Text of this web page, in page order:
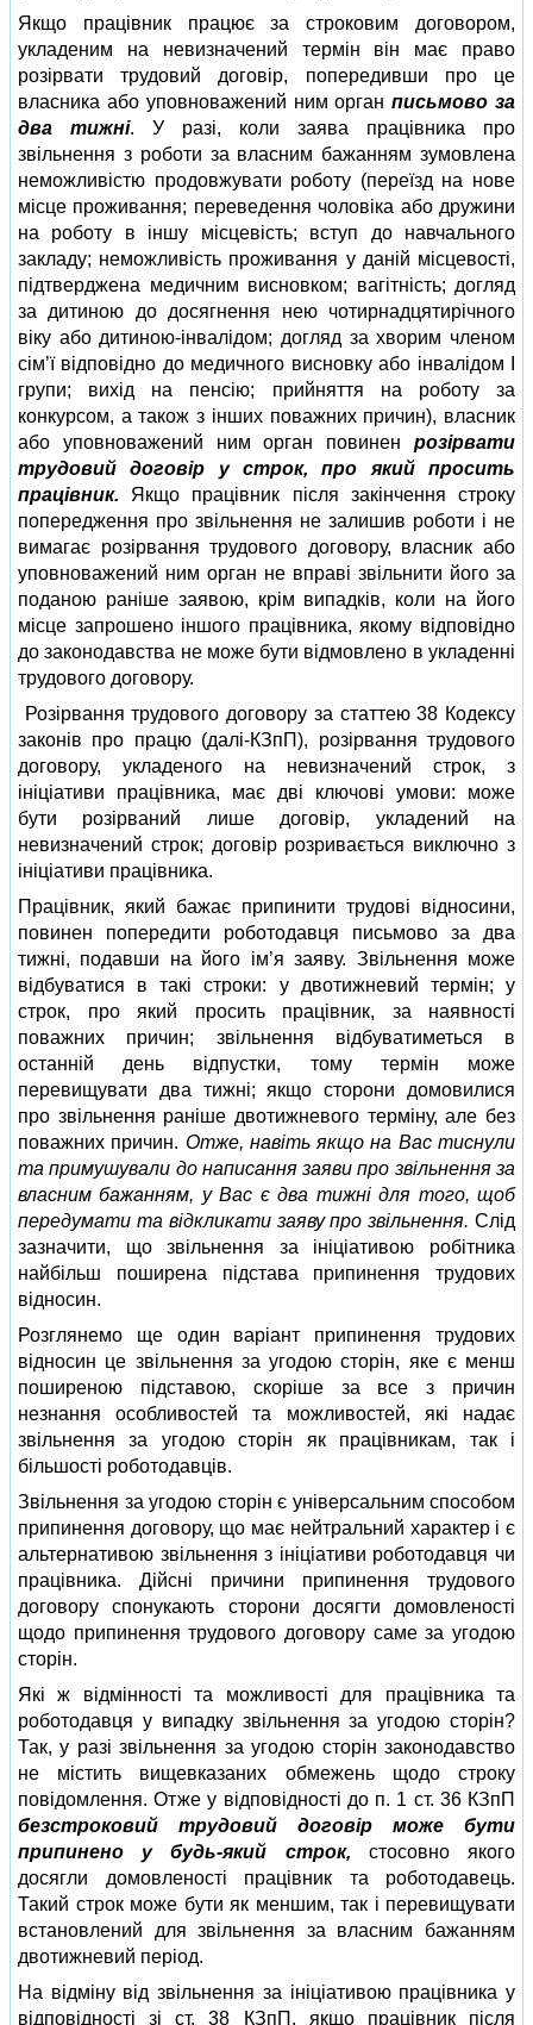
Якщо працівник працює за строковим договором,
укладеним на невизначений термін він має право
розірвати трудовий договір, попередивши про це
власника або уповноважений ним органписьмово за
два тижні. У разі, коли заява працівника про
звільнення з роботи за власним бажанням зумовлена
неможливістю продовжувати роботу (переїзд на нове
місце проживання; переведення чоловіка або дружини
на роботу в іншу місцевість; вступ до навчального
закладу; неможливість проживання у даній місцевості,
підтверджена медичним висновком; вагітність; догляд
за дитиною до досягнення нею чотирнадцятирічного
віку або дитиною-інвалідом; догляд за хворим членом
сім’ї відповідно до медичного висновку або інвалідом I
групи; вихід на пенсію; прийняття на роботу за
конкурсом, а також з інших поважних причин), власник
або уповноважений ним орган повинен розірвати
трудовий договір у строк, про який просить
працівник. Якщо працівник після закінчення строку
попередження про звільнення не залишив роботи і не
вимагає розірвання трудового договору, власник або
уповноважений ним орган не вправі звільнити його за
поданою раніше заявою, крім випадків, коли на його
місце запрошено іншого працівника, якому відповідно
до законодавства не може бути відмовлено в укладенні
трудового договору.
Розірвання трудового договору за статтею 38 Кодексу
законів про працю (далі-КЗпП), розірвання трудового
договору, укладеного на невизначений строк, з
ініціативи працівника, має дві ключові умови: може
бути розірваний лише договір, укладений на
невизначений строк; договір розривається виключно з
ініціативи працівника.
Працівник, який бажає припинити трудові відносини,
повинен попередити роботодавця письмово за два
тижні, подавши на його ім’я заяву. Звільнення може
відбуватися в такі строки: у двотижневий термін; у
строк, про який просить працівник, за наявності
поважних причин; звільнення відбуватиметься в
останній день відпустки, тому термін може
перевищувати два тижні; якщо сторони домовилися
про звільнення раніше двотижневого терміну, але без
поважних причин. Отже, навіть якщо на Вас тиснули
та примушували до написання заяви про звільнення за
власним бажанням, у Вас є два тижні для того, щоб
передумати та відкликати заяву про звільнення. Слід
зазначити, що звільнення за ініціативою робітника
найбільш поширена підстава припинення трудових
відносин.
Розглянемо ще один варіант припинення трудових
відносин це звільнення за угодою сторін, яке є менш
поширеною підставою, скоріше за все з причин
незнання особливостей та можливостей, які надає
звільнення за угодою сторін як працівникам, так і
більшості роботодавців.
Звільнення за угодою сторін є універсальним способом
припинення договору, що має нейтральний характер і є
альтернативою звільнення з ініціативи роботодавця чи
працівника. Дійсні причини припинення трудового
договору спонукають сторони досягти домовленості
щодо припинення трудового договору саме за угодою
сторін.
Які ж відмінності та можливості для працівника та
роботодавця у випадку звільнення за угодою сторін?
Так, у разі звільнення за угодою сторін законодавство
не містить вищевказаних обмежень щодо строку
повідомлення. Отже у відповідності до п. 1 ст. 36 КЗпП
безстроковий трудовий договір може бути
припинено у будь-який строк, стосовно якого
досягли домовленості працівник та роботодавець.
Такий строк може бути як меншим, так і перевищувати
встановлений для звільнення за власним бажанням
двотижневий період.
На відміну від звільнення за ініціативою працівника у
відповідності зі ст. 38 КЗпП, якщо працівник після